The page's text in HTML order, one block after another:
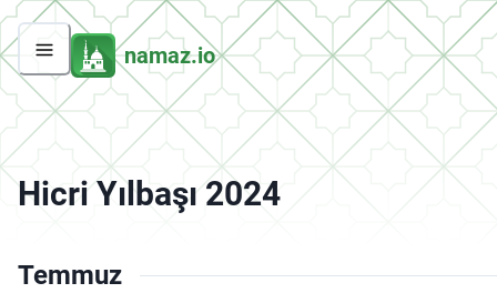
namaz.io
Hicri Yılbaşı 2024
Temmuz